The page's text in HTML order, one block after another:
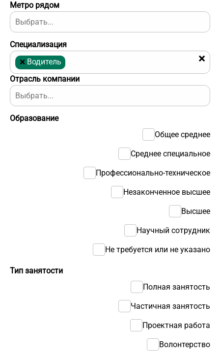
Отрасль компании
Тип занятости
Полная занятость
Частичная занятость
Проектная работа
Волонтерство
Образование
Общее среднее
Среднее специальное
Профессионально-техническое
Незаконченное высшее
Высшее
Научный сотрудник
Не требуется или не указано
Метро рядом
Специализация
×
× Водитель